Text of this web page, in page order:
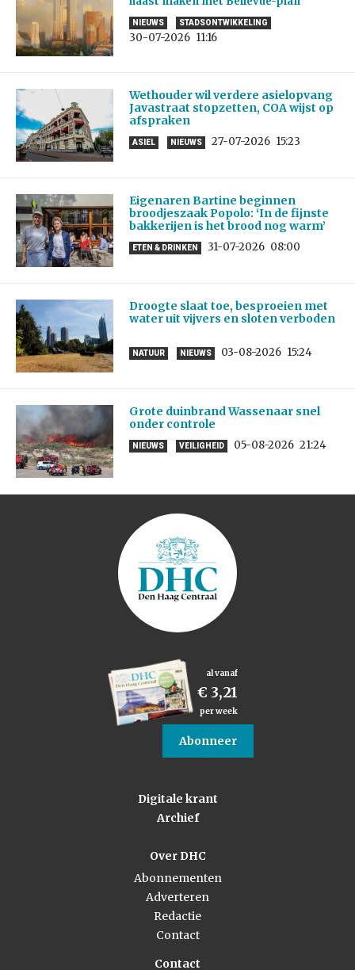
NIEUWS STADSONTWIKKELING
30-07-2026 11:16
Wethouder wil verdere asielopvang
Javastraat stopzetten, COA wijst op
afspraken
ASIEL NIEUWS 27-07-2026 15:23
Eigenaren Bartine beginnen
broodjeszaak Popolo: ‘In de fijnste
bakkerijen is het brood nog warm’
ETEN & DRINKEN 31-07-2026 08:00
Droogte slaat toe, besproeien met
water uit vijvers en sloten verboden
NATUUR NIEUWS 03-08-2026 15:24
Grote duinbrand Wassenaar snel
onder controle
NIEUWS VEILIGHEID 05-08-2026 21:24
al vanaf
€ 3,21
per week
Abonneer
Digitale krant
Archief
Over DHC
Abonnementen
Adverteren
Redactie
Contact
Contact